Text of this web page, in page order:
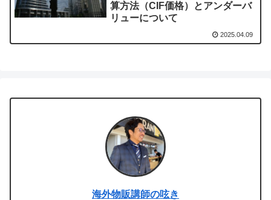
算方法（CIF価格）とアンダーバ
リューについて
2025.04.09
海外物販講師の呟き